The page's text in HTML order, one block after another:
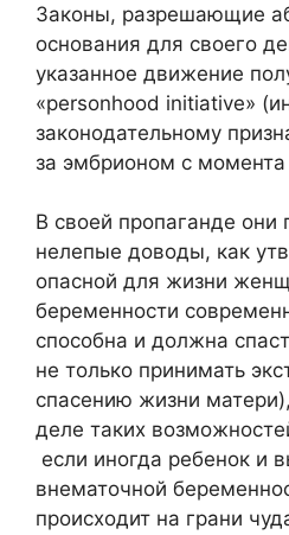
Законы, разрешающие
основания для своего
указанное движение
«personhood initiative»
законодательному
за эмбрионом с момента
В своей пропаганде они
нелепые доводы, как
опасной для жизни
беременности
способна и должна
не только принимать
спасению жизни
деле таких
если иногда ребенок и
внематочной
происходит на грани